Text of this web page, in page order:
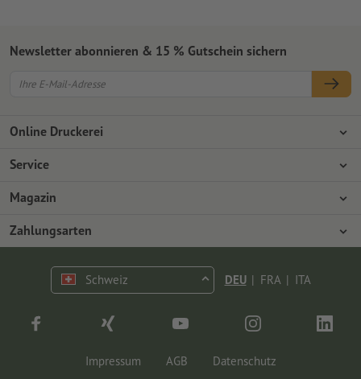
Online Druckerei
Über Onlineprinters
Presse
Umweltschutz
Service
Zahlungsarten
Versand
op.premium
Magazin
Design
Druck & Insights
Tutorials
Zahlungsarten
Newsletter abonnieren & 15 % Gutschein sichern
Schweiz DEU | FRA | ITA
Impressum AGB Datenschutz